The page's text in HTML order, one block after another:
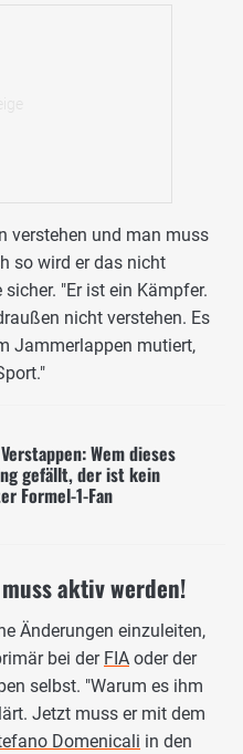
verstehen und man muss
so wird er das nicht
"Er ist ein Kämpfer.
nicht verstehen. Es
Jammerlappen mutiert,
Wem dieses
gefällt, der ist kein
Formel-1-Fan
aktiv werden!
Änderungen einzuleiten,
bei der FIA oder der
selbst. "Warum es ihm
Jetzt muss er mit dem
Domenicali in den